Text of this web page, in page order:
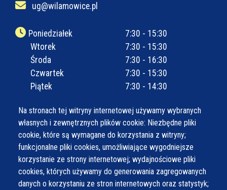
Na stronach tej witryny internetowej używamy wybranych
własnych i zewnętrznych plików cookie: Niezbędne pliki
cookie, które są wymagane do korzystania z witryny;
funkcjonalne pliki cookies, umożliwiające wygodniejsze
korzystanie ze strony internetowej; wydajnościowe pliki
cookies, których używamy do generowania zagregowanych
danych o korzystaniu ze stron internetowych oraz statystyk;
ug@wilamowice.pl
Poniedziałek
7:30 - 15:30
Wtorek
7:30 - 15:30
Środa
7:30 - 16:30
Czwartek
7:30 - 15:30
Piątek
7:30 - 14:30